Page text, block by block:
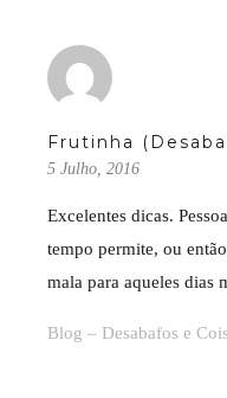
Frutinha
5 Julho, 2016
Excelentes dicas.
tempo permite, ou
mala para aqueles dias
Blog – Desabafos e